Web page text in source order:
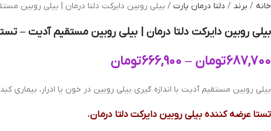
خانه برند دلتا درمان پارت بیلی روبین دایرکت دلتا درمان | بیلی روبین
بیلی روبین دایرکت دلتا درمان | بیلی روبین مستقیم آدیت –
687,700تومان –
666,900تومان
بیلی روبین مستقیم آدیت با اندازه گیری بیلی روبین در خون یا ادرار،
تستا عرضه کننده بیلی روبین دایرکت دلتا درمان.